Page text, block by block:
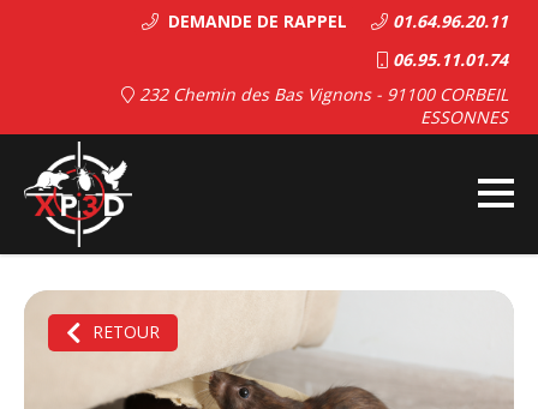
DEMANDE DE RAPPEL
01.64.96.20.11
06.95.11.01.74
232 Chemin des Bas Vignons - 91100 CORBEIL
ESSONNES
RETOUR